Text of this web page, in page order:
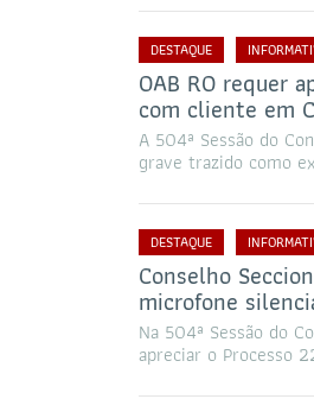
DESTAQUE
OAB RO requer
com cliente em
A 504ª Sessão do
grave trazido como
DESTAQUE
Conselho
microfone
Na 504ª Sessão do
apreciar o Processo